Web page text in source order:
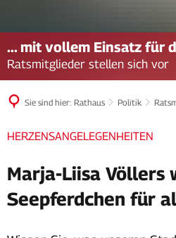
... mit vollem Einsatz für
Ratsmitglieder stellen sich vor
Sie sind hier: Rathaus Politik
HERZENSANGELEGENHEITEN
Marja-Liisa Völlers
Seepferdchen für